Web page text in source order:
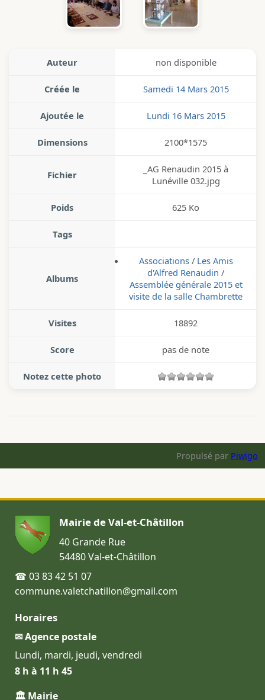
Auteur non disponible
Créée le Samedi 14 Mars 2015
Ajoutée le Lundi 16 Mars 2015
Dimensions 2100*1575
Fichier
_AG Renaudin 2015 à
Lunéville 032.jpg
Poids 625 Ko
Tags
Albums
Associations/ Les Amis
d'Alfred Renaudin /
Assemblée générale 2015 et
visite de la salle Chambrette
Visites 18892
Score pas de note
Notez cette photo
Propulsé par Piwigo
Mairie de Val-et-Châtillon
40 Grande Rue
54480 Val-et-Châtillon
☎ 03 83 42 51 07
commune.valetchatillon@gmail.com
Horaires
✉ Agence postale
Lundi, mardi, jeudi, vendredi
8 h à 11 h 45
🏛 Mairie